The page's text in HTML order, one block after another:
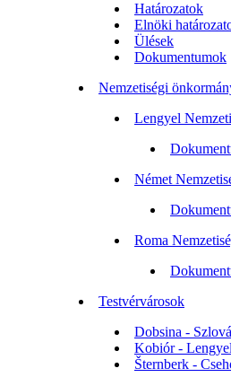
Határozatok
Elnöki
Ülések
Dokumentumok
Nemzetiségi
Lengyel
Német
Roma
Testvérvárosok
Dobsina -
Kobiór -
Šternberk -